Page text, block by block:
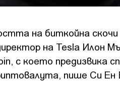
на биткойна скочи
на Tesla Илон
с което предизвика
пише Си Ен